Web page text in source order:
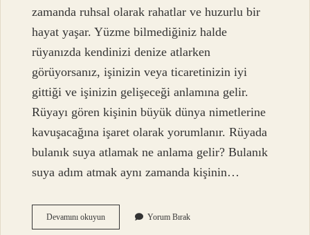
zamanda ruhsal olarak rahatlar ve huzurlu bir
hayat yaşar. Yüzme bilmediğiniz halde
rüyanızda kendinizi denize atlarken
görüyorsanız, işinizin veya ticaretinizin iyi
gittiği ve işinizin gelişeceği anlamına gelir.
Rüyayı gören kişinin büyük dünya nimetlerine
kavuşacağına işaret olarak yorumlanır. Rüyada
bulanık suya atlamak ne anlama gelir? Bulanık
suya adım atmak aynı zamanda kişinin…
Devamını okuyunRüyada
Suya
Yorum Bırak